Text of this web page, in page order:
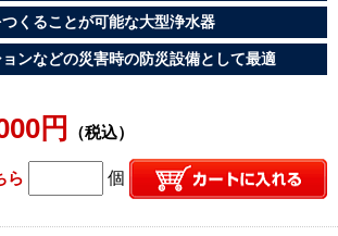
くることが可能な大型浄水器
ンなどの災害時の防災設備として最適
円 （税込）
ら 個